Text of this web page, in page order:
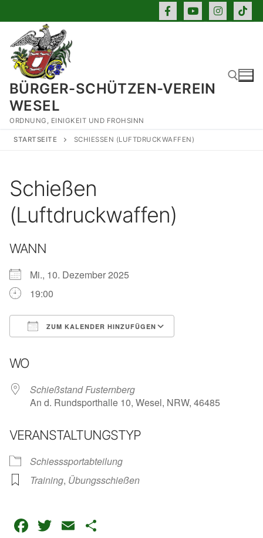
Inhalt
springen
BÜRGER-SCHÜTZEN-VEREIN
WESEL
ORDNUNG, EINIGKEIT UND FROHSINN
Suchen nach:
STARTSEITE SCHIESSEN (LUFTDRUCKWAFFEN)
Schießen
(Luftdruckwaffen)
WANN
Mi., 10. Dezember 2025
19:00
ZUM KALENDER HINZUFÜGEN
WO
Schießstand Fusternberg
An d. Rundsporthalle 10, Wesel, NRW, 46485
VERANSTALTUNGSTYP
Schiesssportabteilung
Training, Übungsschießen
Facebook
Twitter
Email